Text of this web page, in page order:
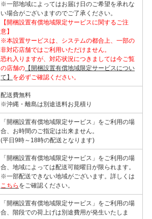
※一部地域によってはお届け日のご希望を承れな
い場合がございますのでご了承ください。
【開梱設置有償地域限定サービスに関するご注
意】
※本設置サービスは、システムの都合上、一部の
非対応店舗ではご利用いただけません。
恐れ入りますが、対応状況につきましては今ご覧
の店舗の【開梱設置有償地域限定サービスについ
て】 を必ずご確認ください。
配送費無料
※沖縄・離島は別途送料お見積り
「開梱設置有償地域限定サービス」をご利用の場
合、お時間のご指定は出来ません。
(平日9時～18時の配送となります)
「開梱設置有償地域限定サービス」をご利用の場
合、地域によっては配送可能曜日が限られます。
※一部配送できない地域がございます。詳しくは
こちら をご確認ください。
「開梱設置有償地域限定サービス」をご利用の場
合、階段での荷上げは別途費用が発生いたしま